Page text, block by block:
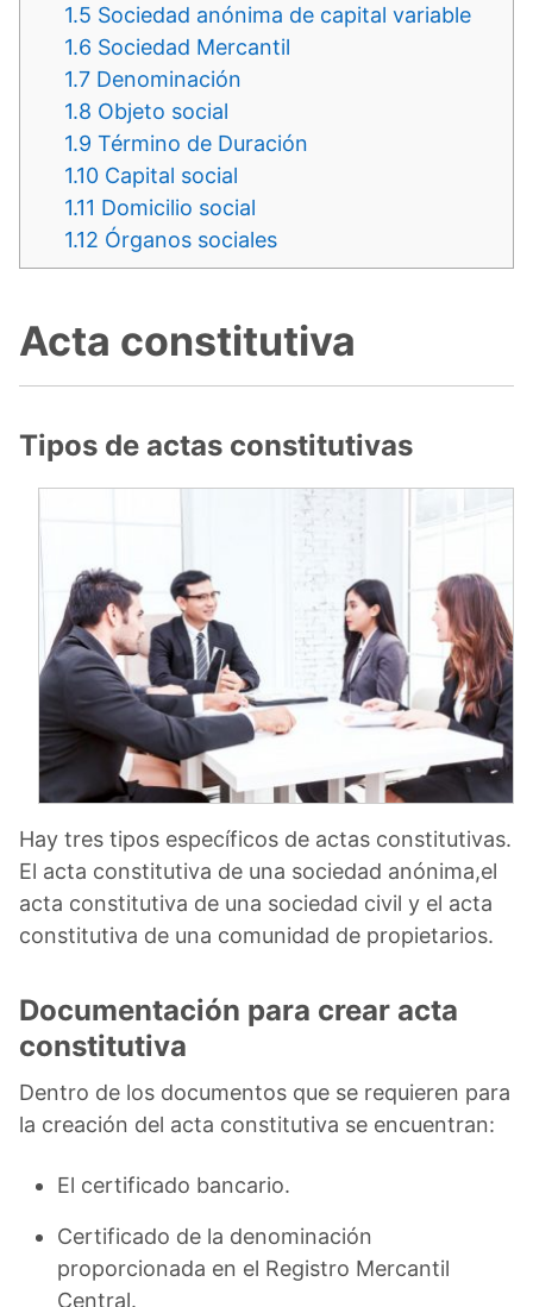
1.5 Sociedad anónima de capital variable
1.6 Sociedad Mercantil
1.7 Denominación
1.8 Objeto social
1.9 Término de Duración
1.10 Capital social
1.11 Domicilio social
1.12 Órganos sociales
Acta constitutiva
Tipos de actas constitutivas
Hay tres tipos específicos de actas constitutivas.
El acta constitutiva de una sociedad anónima,el
acta constitutiva de una sociedad civil y el acta
constitutiva de una comunidad de propietarios.
Documentación para crear acta
constitutiva
Dentro de los documentos que se requieren para
la creación del acta constitutiva se encuentran:
El certificado bancario.
Certificado de la denominación
proporcionada en el Registro Mercantil
Central.